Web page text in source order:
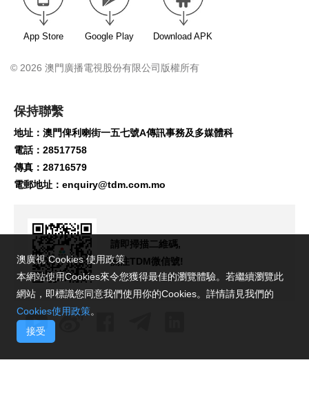
App Store Google Play Download APK
© 2026 澳門廣播電視股份有限公司版權所有
保持聯繫
地址：澳門俾利喇街一五七號A傳訊事務及多媒體科
電話：28517758
傳真：28716579
電郵地址： enquiry@tdm.com.mo
請即掃描二維碼,
關注TDM微信號!
澳廣視 Cookies 使用政策
本網站使用Cookies來令您獲得最佳的瀏覽體驗。若繼續瀏覽此
網站，即標識您同意我們使用你的Cookies。詳情請見我們的
Cookies使用政策。
接受